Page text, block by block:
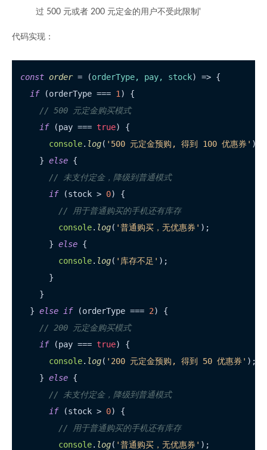
过 500 元或者 200 元定金的用户不受此限制'
代码实现：
const order = (orderType, pay, stock) => {
if (orderType === 1 ) {
// 500 元定金购买模式
if (pay === true) {
console. log( '500 元定金预购, 得到 100 优惠券' );
    }
else {
// 未支付定金，降级到普通模式
if (stock > 0) {
// 用于普通购买的手机还有库存
console. log( '普通购买，无优惠券' );
      }
else {
console. log( '库存不足' );
      }
    }
  }
else if (orderType === 2) {
// 200 元定金购买模式
if (pay === true) {
console. log( '200 元定金预购, 得到 50 优惠券' );
    }
else {
// 未支付定金，降级到普通模式
if (stock > 0) {
// 用于普通购买的手机还有库存
console. log( '普通购买，无优惠券' );